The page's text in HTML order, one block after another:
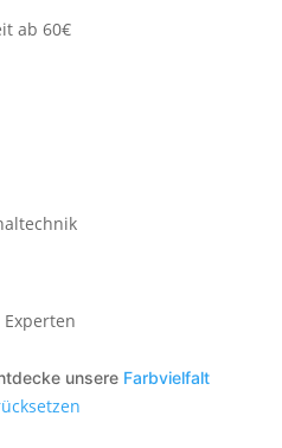
ab 60€
unsere Farbvielfalt